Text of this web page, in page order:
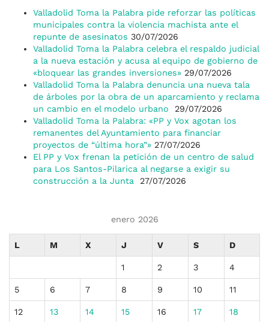
Valladolid Toma la Palabra pide reforzar las políticas
municipales contra la violencia machista ante el
repunte de asesinatos 30/07/2026
Valladolid Toma la Palabra celebra el respaldo judicial
a la nueva estación y acusa al equipo de gobierno de
«bloquear las grandes inversiones» 29/07/2026
Valladolid Toma la Palabra denuncia una nueva tala
de árboles por la obra de un aparcamiento y reclama
un cambio en el modelo urbano
29/07/2026
Valladolid Toma la Palabra: «PP y Vox agotan los
remanentes del Ayuntamiento para financiar
proyectos de “última hora”» 27/07/2026
El PP y Vox frenan la petición de un centro de salud
para Los Santos-Pilarica al negarse a exigir su
construcción a la Junta
27/07/2026
enero 2026
L M X J V S D
1 2 3 4
5 6 7 8 9 10 11
12 13 14 15 16 17 18